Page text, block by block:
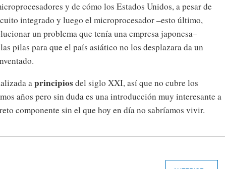
y de cómo los Estados Unidos, a pesar de
integrado y luego el microprocesador –esto último,
un problema que tenía una empresa japonesa–
pilas para que el país asiático no los desplazara da un
aprincipiosdel siglo XXI, así que no cubre los
años pero sin duda es una introducción muy interesante a
componente sin el que hoy en día no sabríamos vivir.